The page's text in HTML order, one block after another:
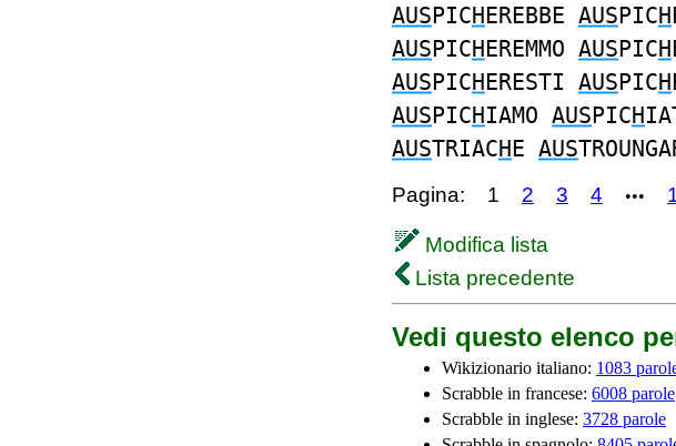
AUSPICHEREBBE AUSPICH
AUSPICHEREMMO AUSPICH
AUSPICHERESTI AUSPICH
AUSPICHIAMO AUSPICH
AUSTRIACHE AUS
Pagina: 1 2 3 4 •••
Modifica lista
Lista precedente
Vedi questo elenco
Wikizionario italiano: 1083
Scrabble in francese: 6008 parole
Scrabble in inglese: 3728 parole